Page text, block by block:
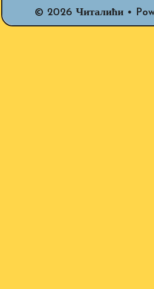
© 2026 Читалићи•